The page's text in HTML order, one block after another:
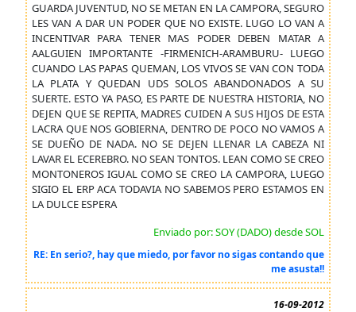
GUARDA JUVENTUD, NO SE METAN EN LA CAMPORA, SEGURO
LES VAN A DAR UN PODER QUE NO EXISTE. LUGO LO VAN A
INCENTIVAR PARA TENER MAS PODER DEBEN MATAR A
AALGUIEN IMPORTANTE -FIRMENICH-ARAMBURU- LUEGO
CUANDO LAS PAPAS QUEMAN, LOS VIVOS SE VAN CON TODA
LA PLATA Y QUEDAN UDS SOLOS ABANDONADOS A SU
SUERTE. ESTO YA PASO, ES PARTE DE NUESTRA HISTORIA, NO
DEJEN QUE SE REPITA, MADRES CUIDEN A SUS HIJOS DE ESTA
LACRA QUE NOS GOBIERNA, DENTRO DE POCO NO VAMOS A
SE DUEÑO DE NADA. NO SE DEJEN LLENAR LA CABEZA NI
LAVAR EL ECEREBRO. NO SEAN TONTOS. LEAN COMO SE CREO
MONTONEROS IGUAL COMO SE CREO LA CAMPORA, LUEGO
SIGIO EL ERP ACA TODAVIA NO SABEMOS PERO ESTAMOS EN
LA DULCE ESPERA
Enviado por: SOY (DADO) desde SOL
RE: En serio?, hay que miedo, por favor no sigas contando que
me asusta!!
16-09-2012